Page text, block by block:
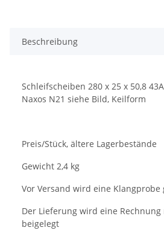
Beschreibung
Schleifscheiben 280 x 25 x 50,8
Naxos N21 siehe Bild, Keilform
Preis/Stück, ältere Lagerbestände
Gewicht 2,4 kg
Vor Versand wird eine Klangprobe
Der Lieferung wird eine
beigelegt